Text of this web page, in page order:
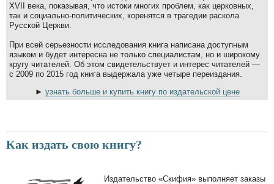
XVII века, показывая, что истоки многих проблем, как церковных,
так и социально-политических, коренятся в трагедии раскола
Русской Церкви.
При всей серьезности исследования книга написана доступным
языком и будет интересна не только специалистам, но и широкому
кругу читателей. Об этом свидетельствует и интерес читателей —
с 2009 по 2015 год книга выдержала уже четыре переиздания.
► узнать больше и купить книгу по издательской цене
Как издать свою книгу?
Издательство «Скифия» выполняет заказы